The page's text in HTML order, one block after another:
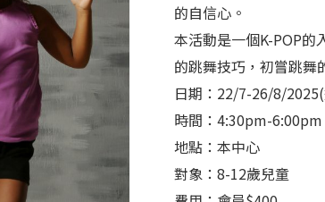
的自信心。
本活動是一個K-POP
的跳舞技巧，初嘗跳舞
日期：22/7-26/8/
時間：4:30pm-6:00pm
地點：本中心
對象：8-12歲兒童